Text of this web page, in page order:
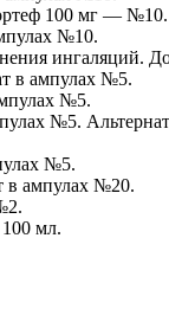
100 мг — №10.
№10.
ингаляций.
в ампулах №5.
№5.
№5.
№5.
в ампулах №20.
мл.